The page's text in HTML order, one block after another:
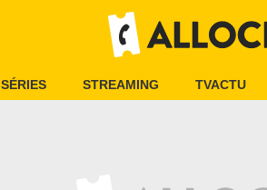
SÉRIES STREAMING TVACTU